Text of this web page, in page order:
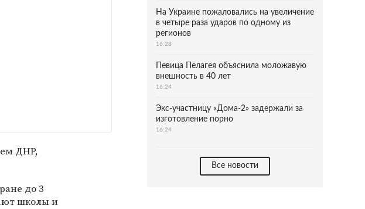
ДНР,
до 3
школы и
На Украине пожаловались на увеличение
в четыре раза ударов по одному из
регионов
16:28
Певица Пелагея объяснила моложавую
внешность в 40 лет
16:24
Экс-участницу «Дома-2» задержали за
изготовление порно
16:24
Все новости